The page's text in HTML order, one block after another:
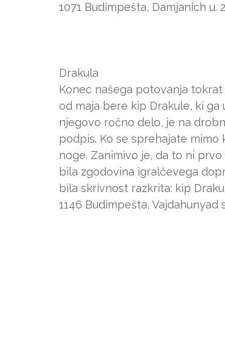
1071 Budimpešta, Damjanich u.
Drakula
Konec našega potovanja
od maja bere kip Drakule, ki
njegovo ročno delo, je na
podpis. Ko se sprehajate
noge. Zanimivo je, da to ni
bila zgodovina igralčevega
bila skrivnost razkrita: kip
1146 Budimpešta, Vajdahunyad